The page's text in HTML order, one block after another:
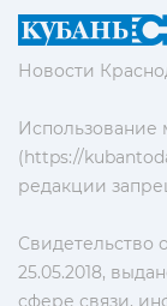
Новости
Использование
(https://
редакции
25.05.2018,
сфере связи,